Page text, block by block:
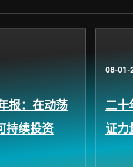
报：在动荡
持续投资
08-01-
二十
证力